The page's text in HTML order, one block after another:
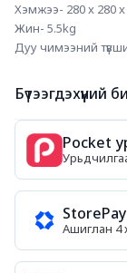
Хэмжээ- 280 x 280 x
Жин- 5.5kg
Дуу чимээний
Бүтээгдэхүүний
Pocket
StorePay
Ашиглан 4